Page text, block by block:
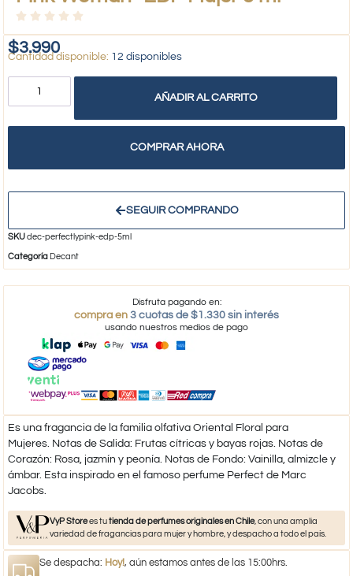
$3.990 12 disponibles
AÑADIR AL CARRITO
COMPRAR AHORA
SEGUIR COMPRANDO
SKUdec-perfectlypink-edp-5ml
Categoría Decant
Disfruta pagando en:
compra en 3 cuotas de $1.330 sin interés
usando nuestros medios de pago
Es una fragancia de la familia olfativa Oriental Floral para
Mujeres. Notas de Salida: Frutas cítricas y bayas rojas. Notas de
Corazón: Rosa, jazmín y peonía. Notas de Fondo: Vainilla, almizcle y
ámbar. Esta inspirado en el famoso perfume Perfect de Marc
Jacobs.
VyP Storees tutienda de perfumes originales en Chile, con una amplia
variedad de fragancias para mujer y hombre, y despacho a todo el país.
Se despacha: Hoy!, aún estamos antes de las 15:00hrs.